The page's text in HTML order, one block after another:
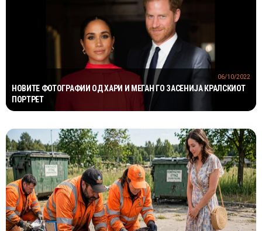
НОВИТЕ ФОТОГРАФИИ ОД ХАРИ И МЕГАН ГО ЗАСЕНИЈА КРАЛСКИОТ
ПОРТРЕТ
06/10/2022